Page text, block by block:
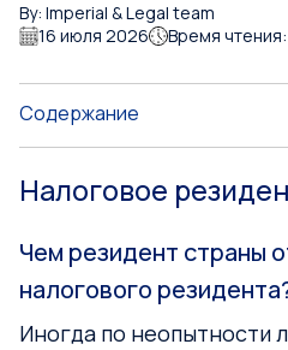
By: Imperial & Legal team
16 июля 2026
Время
Содержание
Налоговое
Чем резидент страны
налогового
Иногда по неопытности